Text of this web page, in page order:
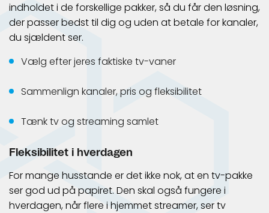
indholdet i de forskellige pakker, så du får den løsning,
der passer bedst til dig og uden at betale for kanaler,
du sjældent ser.
Vælg efter jeres faktiske tv-vaner
Sammenlign kanaler, pris og fleksibilitet
Tænk tv og streaming samlet
Fleksibilitet i hverdagen
For mange husstande er det ikke nok, at en tv-pakke
ser god ud på papiret. Den skal også fungere i
hverdagen, når flere i hjemmet streamer, ser tv